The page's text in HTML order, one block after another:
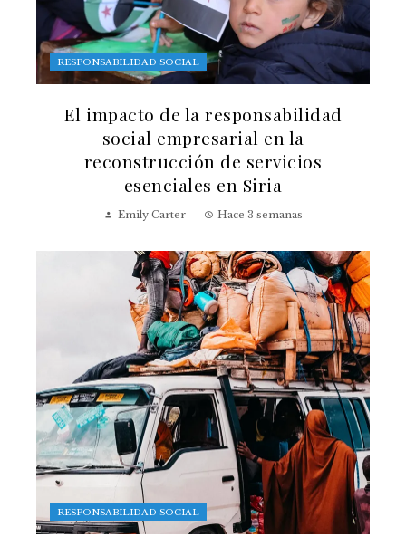
RESPONSABILIDAD SOCIAL
El impacto de la responsabilidad
social empresarial en la
reconstrucción de servicios
esenciales en Siria
Emily Carter Hace 3 semanas
RESPONSABILIDAD SOCIAL